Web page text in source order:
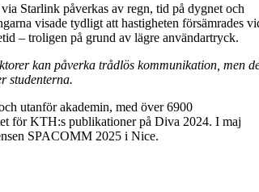
Starlink påverkas av regn, tid på dygnet och
visade tydligt att hastigheten försämrades
– troligen på grund av lägre användartryck.
kan påverka trådlös kommunikation, men
studenterna.
utanför akademin, med över 6900
för KTH:s publikationer på Diva 2024. I maj
SPACOMM 2025 i Nice.